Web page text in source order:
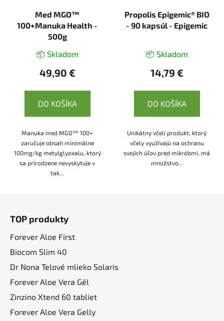
Med MGO™
100+Manuka Health -
500g
📦 Skladom
49,90 €
DO KOŠÍKA
Manuka med MGO™ 100+
zaručuje obsah minimálne
100mg/kg metylglyoxalu, ktorý
sa prirodzene nevyskytuje v
tak...
Propolis Epigemic® BIO
- 90 kapsúl - Epigemic
📦 Skladom
14,79 €
DO KOŠÍKA
Unikátny včelí produkt, ktorý
včely využívajú na ochranu
svojich úľov pred mikróbmi, má
množstvo...
TOP produkty
Forever Aloe First
Biocom Slim 40
Dr Nona Telové mlieko Solaris
Forever Aloe Vera Gél
Zinzino Xtend 60 tabliet
Forever Aloe Vera Gelly